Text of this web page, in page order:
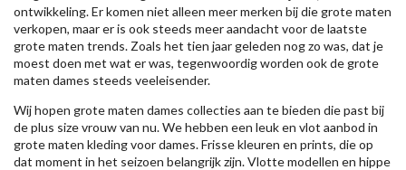
ontwikkeling. Er komen niet alleen meer merken bij die grote maten
verkopen, maar er is ook steeds meer aandacht voor de laatste
grote maten trends. Zoals het tien jaar geleden nog zo was, dat je
moest doen met wat er was, tegenwoordig worden ook de grote
maten dames steeds veeleisender.
Wij hopen grote maten dames collecties aan te bieden die past bij
de plus size vrouw van nu. We hebben een leuk en vlot aanbod in
grote maten kleding voor dames. Frisse kleuren en prints, die op
dat moment in het seizoen belangrijk zijn. Vlotte modellen en hippe